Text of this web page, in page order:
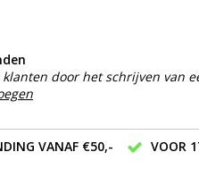
door het schrijven van
VANAF €50,-
VOOR